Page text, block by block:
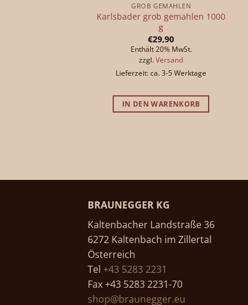
GROB GEMAHLEN
Karlsbader grob gemahlen 1000
g
€29,90
Enthält 20% MwSt.
zzgl.Versand
Lieferzeit: ca. 3-5 Werktage
IN DEN WARENKORB
BRAUNEGGER KG
Kaltenbacher Landstraße 36
6272 Kaltenbach im Zillertal
Österreich
Tel +43 5283 2231
Fax +43 5283 2231-70
shop@braunegger.eu